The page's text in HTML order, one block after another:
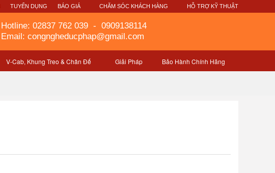
TUYỂN DỤNG BÁO GIÁ CHĂM SÓC KHÁCH HÀNG HỖ TRỢ KỸ THUẬT
Hotline: 02837 762 039 - 0909138114
Email: congngheducphap@gmail.com
V-Cab, Khung Treo & Chân Đế Giải Pháp Bảo Hành Chính Hãng